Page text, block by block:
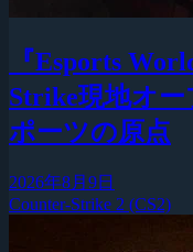
『Esports
Strike現地オー
ポーツの原点
2026年8月9日
Counter-Strike 2 (CS2)